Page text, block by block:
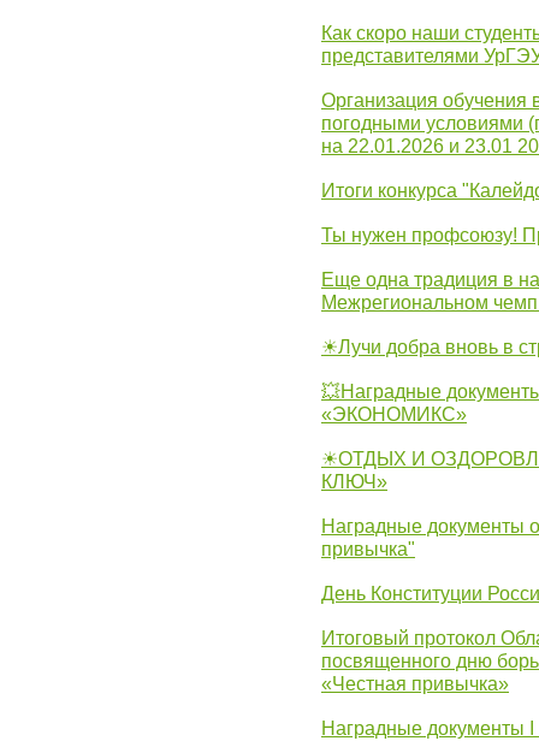
Как скоро наши
представителями
Организация обучения
погодными условиями
на 22.01.2026 и 23.01
Итоги конкурса
Ты нужен профсоюзу!
Еще одна традиция в
Межрегиональном
☀Лучи добра вновь в
💥Наградные
«ЭКОНОМИКС»
☀ОТДЫХ И
КЛЮЧ»
Наградные документы
привычка"
День Конституции
Итоговый протокол
посвященного дню
«Честная привычка»
Наградные документы